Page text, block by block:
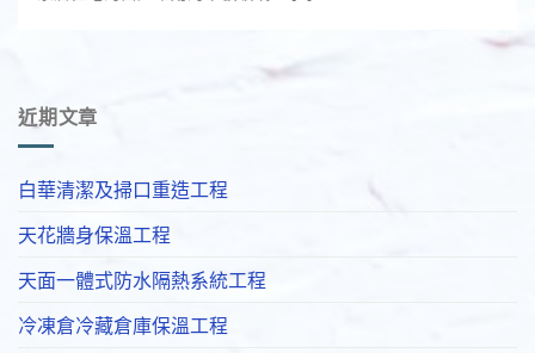
近期文章
白華清潔及掃口重造工程
天花牆身保溫工程
天面一體式防水隔熱系統工程
冷凍倉冷藏倉庫保溫工程